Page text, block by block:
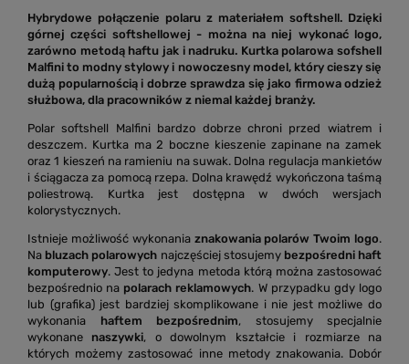
Hybrydowe połączenie polaru z materiałem softshell. Dzięki
górnej części softshellowej - można na niej wykonać logo,
zarówno metodą haftu jak i nadruku. Kurtka polarowa sofshell
Malfini to modny stylowy i nowoczesny model, który cieszy się
dużą popularnością i dobrze sprawdza się jako firmowa odzież
służbowa, dla pracowników z niemal każdej branży.
Polar softshell Malfini bardzo dobrze chroni przed wiatrem i
deszczem. Kurtka ma 2 boczne kieszenie zapinane na zamek
oraz 1 kieszeń na ramieniu na suwak. Dolna regulacja mankietów
i ściągacza za pomocą rzepa. Dolna krawędź wykończona taśmą
poliestrową. Kurtka jest dostępna w dwóch wersjach
kolorystycznych.
Istnieje możliwość wykonania znakowania polarów Twoim logo.
Na bluzach polarowych najczęściej stosujemy bezpośredni haft
komputerowy. Jest to jedyna metoda którą można zastosować
bezpośrednio na polarach reklamowych. W przypadku gdy logo
lub (grafika) jest bardziej skomplikowane i nie jest możliwe do
wykonania haftem bezpośrednim, stosujemy specjalnie
wykonane naszywki, o dowolnym kształcie i rozmiarze na
których możemy zastosować inne metody znakowania. Dobór